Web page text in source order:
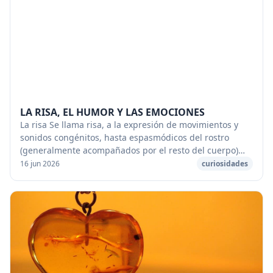
LA RISA, EL HUMOR Y LAS EMOCIONES
La risa Se llama risa, a la expresión de movimientos y
sonidos congénitos, hasta espasmódicos del rostro
(generalmente acompañados por el resto del cuerpo)
del ser humano, que son provocados por (o de...
16 jun 2026 curiosidades